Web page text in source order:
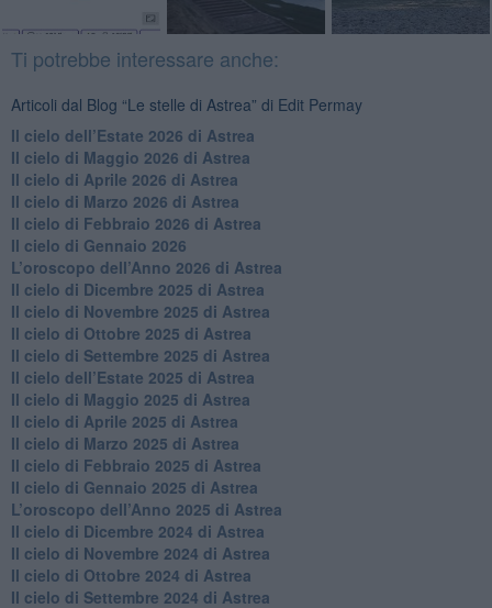
Ti potrebbe interessare anche:
Articoli dal Blog “Le stelle di Astrea” di Edit Permay
​Il cielo dell’Estate 2026 di Astrea
​Il cielo di Maggio 2026 di Astrea
​Il cielo di Aprile 2026 di Astrea
​Il cielo di Marzo 2026 di Astrea
​Il cielo di Febbraio 2026 di Astrea
Il cielo di Gennaio 2026
​L’oroscopo dell’Anno 2026 di Astrea
​Il cielo di Dicembre 2025 di Astrea
​Il cielo di Novembre 2025 di Astrea
​Il cielo di Ottobre 2025 di Astrea
Il cielo di Settembre 2025 di Astrea
Il cielo dell’Estate 2025 di Astrea
​Il cielo di Maggio 2025 di Astrea
​Il cielo di Aprile 2025 di Astrea
Il cielo di Marzo 2025 di Astrea
​Il cielo di Febbraio 2025 di Astrea
Il cielo di Gennaio 2025 di Astrea
​L’oroscopo dell’Anno 2025 di Astrea
​Il cielo di Dicembre 2024 di Astrea
Il cielo di Novembre 2024 di Astrea
​Il cielo di Ottobre 2024 di Astrea
​Il cielo di Settembre 2024 di Astrea